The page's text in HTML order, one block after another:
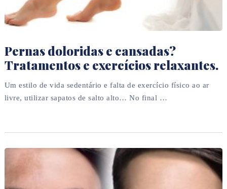
Pernas doloridas e cansadas?
Tratamentos e exercícios relaxantes.
Um estilo de vida sedentário e falta de exercício físico ao ar
livre, utilizar sapatos de salto alto… No final …